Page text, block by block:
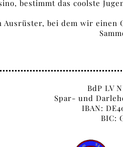
bestimmt das coolste
bei dem wir einen
BdP LV
Spar- und
IBAN:
BIC: